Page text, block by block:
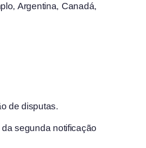
Argentina, Canadá,
de disputas.
segunda notificação